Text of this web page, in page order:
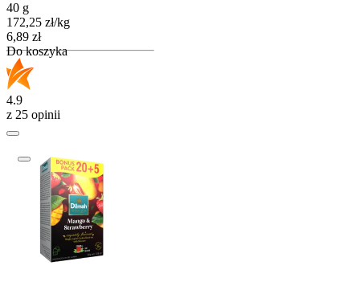
40 g
172,25 zł/kg
Cena
6,89 zł
Do koszyka
4.9
z 25 opinii